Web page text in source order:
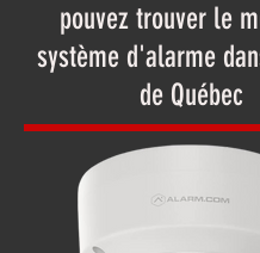
pouvez trouver le
système d'alarme
de Québec